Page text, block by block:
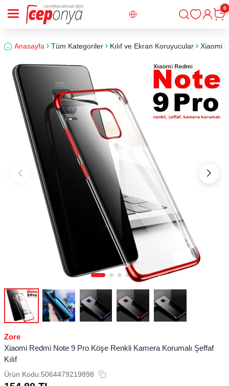
Giriş
0
Anasayfa Tüm Kategoriler Kılıf ve Ekran Koruyucular Xiaomi
Zore
Xiaomi Redmi Note 9 Pro Köşe Renkli Kamera Korumalı Şeffaf
Kılıf
Ürün Kodu:5064479219898